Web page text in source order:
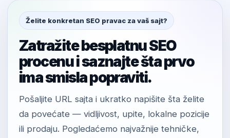
Želite konkretan SEO pravac za vaš sajt?
Zatražite besplatnu SEO
procenu i saznajte šta prvo
ima smisla popraviti.
Pošaljite URL sajta i ukratko napišite šta želite
da povećate — vidljivost, upite, lokalne pozicije
ili prodaju. Pogledaćemo najvažnije tehničke,